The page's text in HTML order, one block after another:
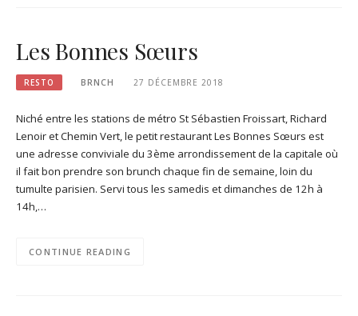
Les Bonnes Sœurs
RESTO BRNCH 27 DÉCEMBRE 2018
Niché entre les stations de métro St Sébastien Froissart, Richard
Lenoir et Chemin Vert, le petit restaurant Les Bonnes Sœurs est
une adresse conviviale du 3ème arrondissement de la capitale où
il fait bon prendre son brunch chaque fin de semaine, loin du
tumulte parisien. Servi tous les samedis et dimanches de 12h à
14h,…
CONTINUE READING